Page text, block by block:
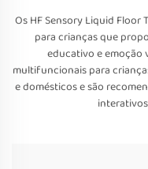
Os HF Sensory Liquid
para crianças que
educativo e emoção
multifuncionais para
e domésticos e são